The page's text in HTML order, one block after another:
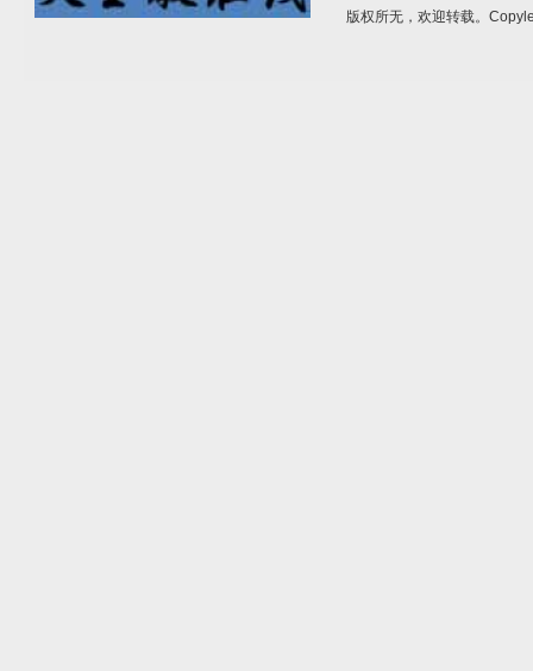
版权所无，欢迎转载。